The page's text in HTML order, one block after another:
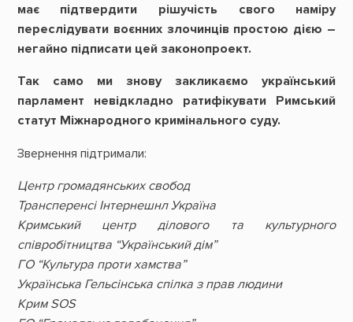
має підтвердити рішучість свого наміру
переслідувати воєнних злочинців простою дією –
негайно підписати цей законопроект.
Так само ми знову закликаємо український
парламент невідкладно ратифікувати Римський
статут Міжнародного кримінального суду.
Звернення підтримали:
Центр громадянських свобод
Трансперенсі Інтернешнл Україна
Кримський центр ділового та культурного
співробітництва “Український дім”
ГО “Культура проти хамства”
Українська Гельсінська спілка з прав людини
Крим SOS